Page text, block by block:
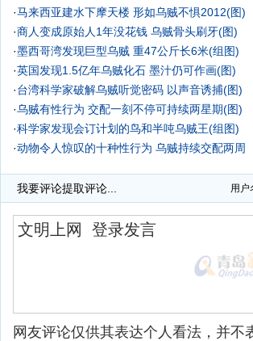
·马来西亚建水下摩天楼 形如乌贼不惧2012(图)
·商人变成原始人1年没花钱 乌贼骨头刷牙(图)
·墨西哥湾发现巨型乌贼 重47公斤长6米(组图)
·英国发现1.5亿年乌贼化石 墨汁仍可作画(图)
·台湾科学家破解乌贼听觉密码 以声音诱捕(图)
·乌贼有性行为 交配一刻不停可持续两星期(图)
·科学家发现会订计划的鸟和半吨乌贼王(组图)
·动物令人惊叹的十种性行为 乌贼持续交配两周
我要评论提取评论... 用户
网友评论仅供其表达个人看法，并不